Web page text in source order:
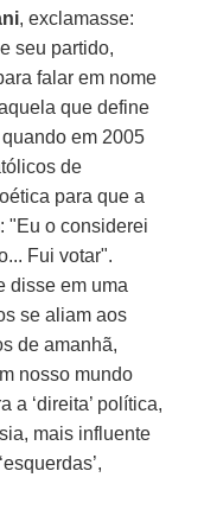
, exclamasse:
seu partido,
falar em nome
que define
quando em 2005
de
para que a
"Eu o considerei
Fui votar".
disse em uma
se aliam aos
de amanhã,
nosso mundo
a ‘direita’ política,
mais influente